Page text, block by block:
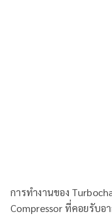
การทำงานของ
Compressor ที่คอยรับอ